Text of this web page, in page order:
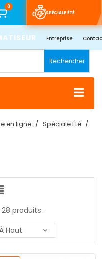
0
SPÉCIALE ÉTÉ
Entreprise
Rechercher
en ligne
Spéciale Été
produits.
Haut